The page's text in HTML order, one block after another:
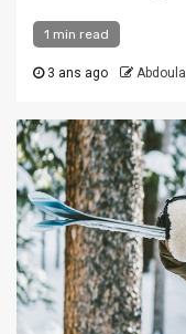
1 min read
3 ans ago